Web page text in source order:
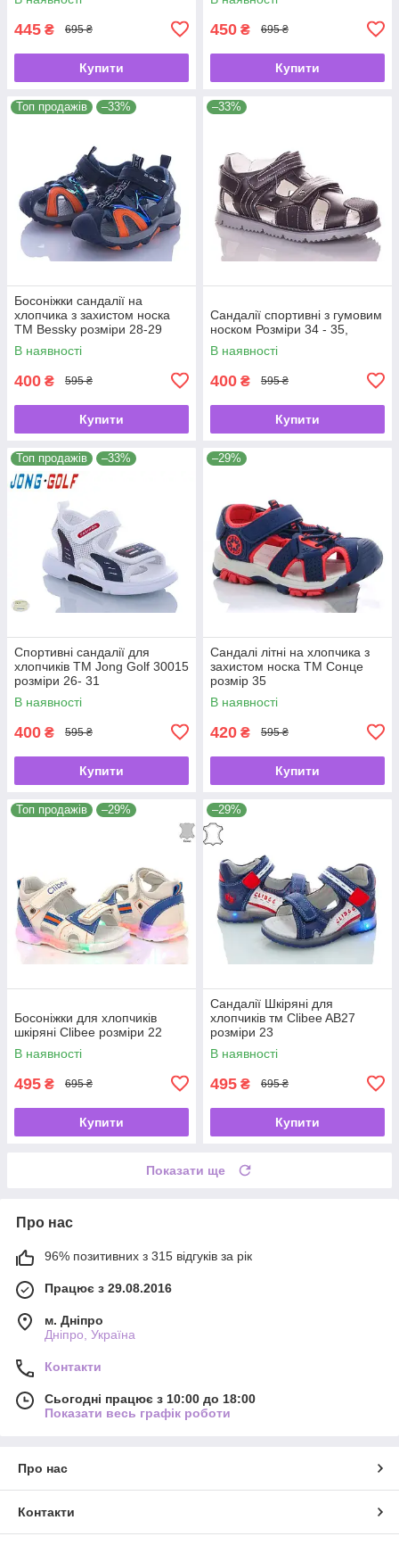
445 ₴ 695 ₴
Купити
450 ₴ 695 ₴
Купити
Топ продажів –33%
Босоніжки сандалії на
хлопчика з захистом носка
ТМ Bessky розміри 28-29
В наявності
400 ₴ 595 ₴
Купити
–33%
Сандалії спортивні з гумовим
носком Розміри 34 - 35,
В наявності
400 ₴ 595 ₴
Купити
Топ продажів –33%
Спортивні сандалії для
хлопчиків ТМ Jong Golf 30015
розміри 26- 31
В наявності
400 ₴ 595 ₴
Купити
–29%
Сандалі літні на хлопчика з
захистом носка ТМ Cонце
розмір 35
В наявності
420 ₴ 595 ₴
Купити
Топ продажів –29%
Босоніжки для хлопчиків
шкіряні Clibee розміри 22
В наявності
495 ₴ 695 ₴
Купити
–29%
Сандалії Шкіряні для
хлопчиків тм Clibee AB27
розміри 23
В наявності
495 ₴ 695 ₴
Купити
Показати ще
Про нас
96% позитивних з 315 відгуків за рік
Працює з 29.08.2016
м. Дніпро
Дніпро, Україна
Контакти
Сьогодні працює з 10:00 до 18:00
Показати весь графік роботи
Про нас
Контакти